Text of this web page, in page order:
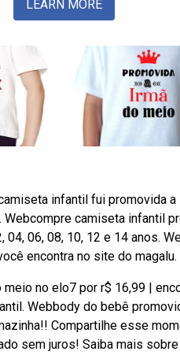
LEARN MORE
infantil fui promovida
camiseta infantil
06, 08, 10, 12 e 14 anos.
encontra no site do magalu.
no elo7 por r$ 16,99 |
Webbody do bebê
Compartilhe esse
sem juros! Saiba mais